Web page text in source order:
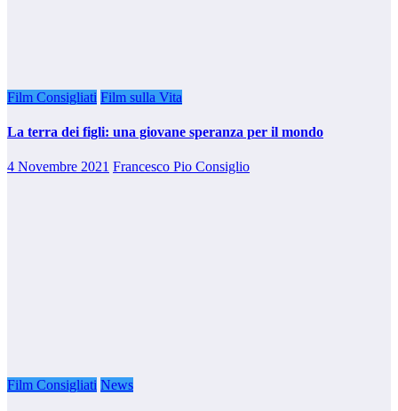
Film Consigliati Film sulla Vita
La terra dei figli: una giovane speranza per il mondo
4 Novembre 2021 Francesco Pio Consiglio
Film Consigliati News